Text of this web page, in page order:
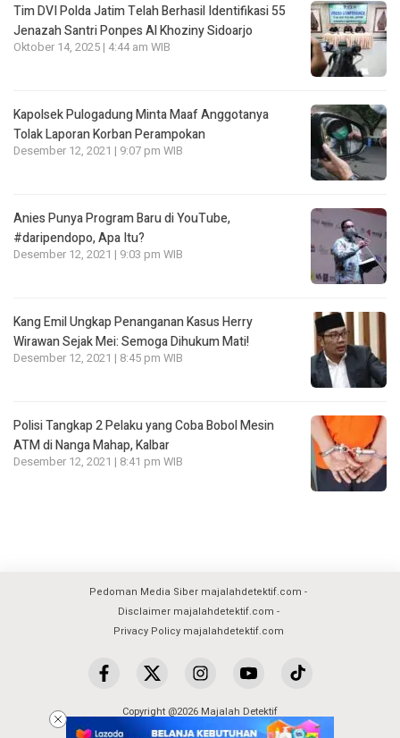
Tim DVI Polda Jatim Telah Berhasil Identifikasi 55
Jenazah Santri Ponpes Al Khoziny Sidoarjo
Oktober 14, 2025 | 4:44 am WIB
Kapolsek Pulogadung Minta Maaf Anggotanya
Tolak Laporan Korban Perampokan
Desember 12, 2021 | 9:07 pm WIB
Anies Punya Program Baru di YouTube,
#daripendopo, Apa Itu?
Desember 12, 2021 | 9:03 pm WIB
Kang Emil Ungkap Penanganan Kasus Herry
Wirawan Sejak Mei: Semoga Dihukum Mati!
Desember 12, 2021 | 8:45 pm WIB
Polisi Tangkap 2 Pelaku yang Coba Bobol Mesin
ATM di Nanga Mahap, Kalbar
Desember 12, 2021 | 8:41 pm WIB
Pedoman Media Siber majalahdetektif.com
Disclaimer majalahdetektif.com
Privacy Policy majalahdetektif.com
Copyright @2026 Majalah Detektif
All Rights Reserved